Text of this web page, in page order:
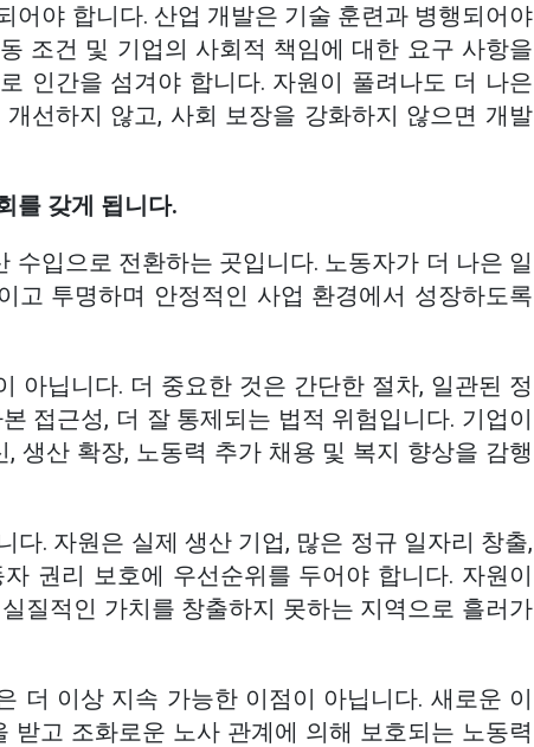
어야 합니다. 산업 개발은 기술 훈련과 병행되어야
조건 및 기업의 사회적 책임에 대한 요구 사항을
인간을 섬겨야 합니다. 자원이 풀려나도 더 나은
선하지 않고, 사회 보장을 강화하지 않으면 개발
를 갖게 됩니다.
수입으로 전환하는 곳입니다. 노동자가 더 나은 일
고 투명하며 안정적인 사업 환경에서 성장하도록
아닙니다. 더 중요한 것은 간단한 절차, 일관된 정
접근성, 더 잘 통제되는 법적 위험입니다. 기업이
생산 확장, 노동력 추가 채용 및 복지 향상을 감행
다. 자원은 실제 생산 기업, 많은 정규 일자리 창출,
권리 보호에 우선순위를 두어야 합니다. 자원이
질적인 가치를 창출하지 못하는 지역으로 흘러가
더 이상 지속 가능한 이점이 아닙니다. 새로운 이
받고 조화로운 노사 관계에 의해 보호되는 노동력